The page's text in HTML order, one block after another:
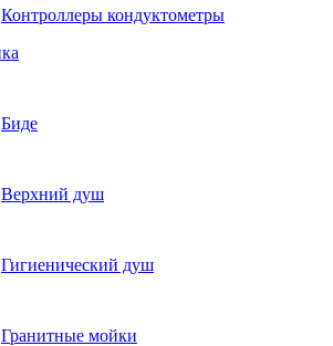
Контроллеры кондуктометры
Биде
Верхний душ
Гигиенический душ
Гранитные мойки